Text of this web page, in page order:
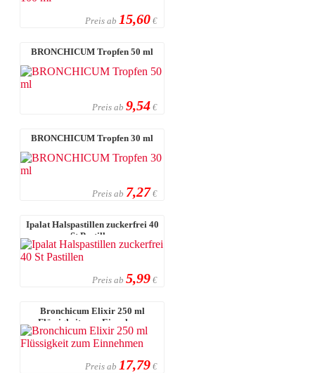
Preis ab 15,60 €
BRONCHICUM Tropfen 50 ml
Preis ab 9,54 €
BRONCHICUM Tropfen 30 ml
Preis ab 7,27 €
Ipalat Halspastillen zuckerfrei 40
St Pastillen
Preis ab 5,99 €
Bronchicum Elixir 250 ml
Flüssigkeit zum Einnehmen
Preis ab 17,79 €